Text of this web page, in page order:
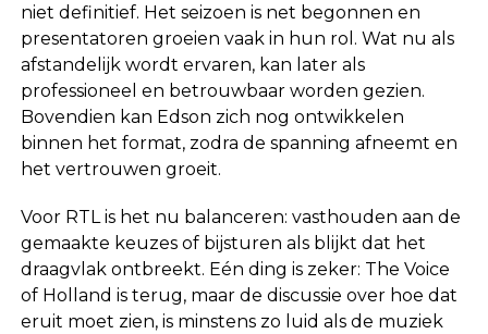
niet definitief. Het seizoen is net begonnen en
presentatoren groeien vaak in hun rol. Wat nu als
afstandelijk wordt ervaren, kan later als
professioneel en betrouwbaar worden gezien.
Bovendien kan Edson zich nog ontwikkelen
binnen het format, zodra de spanning afneemt en
het vertrouwen groeit.
Voor RTL is het nu balanceren: vasthouden aan de
gemaakte keuzes of bijsturen als blijkt dat het
draagvlak ontbreekt. Eén ding is zeker: The Voice
of Holland is terug, maar de discussie over hoe dat
eruit moet zien, is minstens zo luid als de muziek